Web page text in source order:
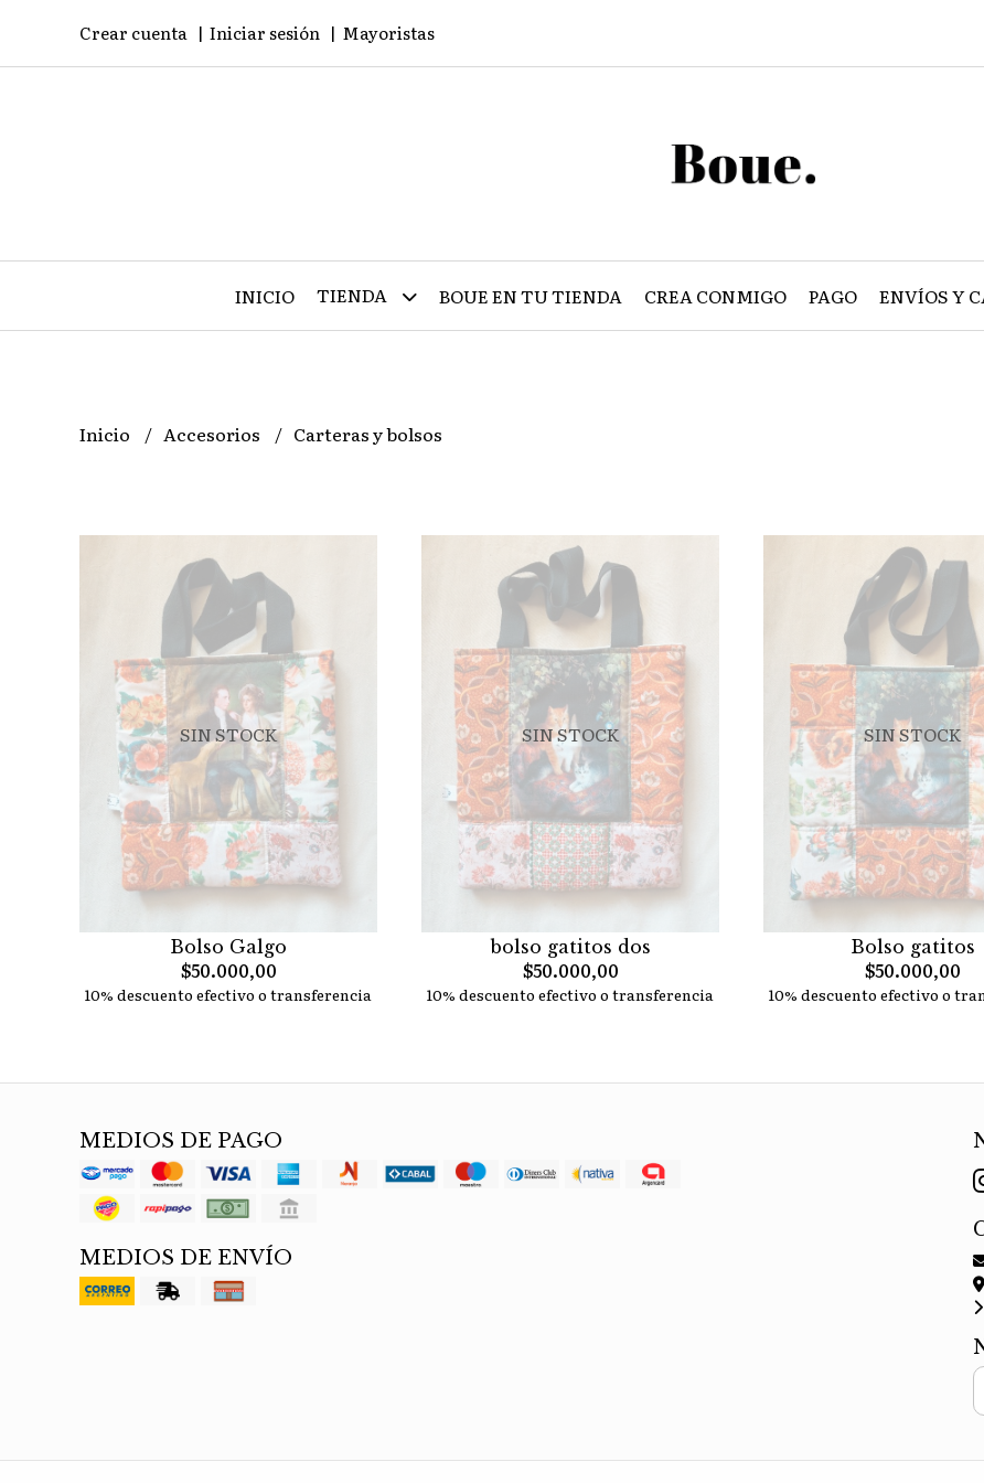
Crear cuenta Iniciar sesión Mayoristas
INICIO TIENDA BOUE EN TU TIENDA CREA CONMIGO PAGO ENVÍOS Y
Inicio Accesorios Carteras y bolsos
SIN STOCK
Bolso Galgo
$50.000,00
10% descuento efectivo o transferencia
SIN STOCK
bolso gatitos dos
$50.000,00
10% descuento efectivo o transferencia
SIN STOCK
Bolso gatitos
$50.000,00
10% descuento efectivo o
MEDIOS DE PAGO
MEDIOS DE ENVÍO